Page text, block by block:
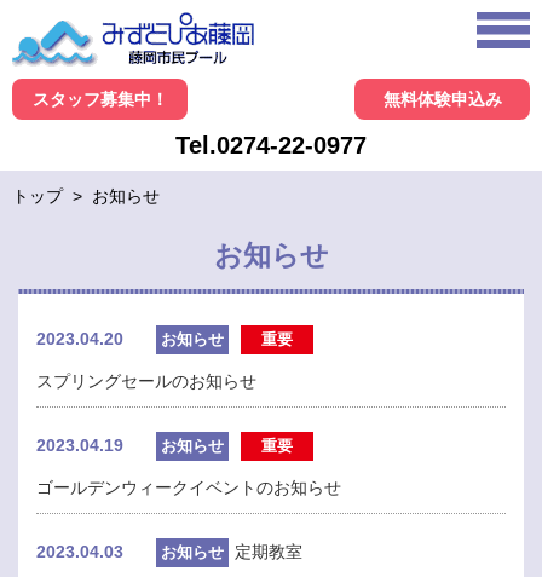
スタッフ募集中！ 無料体験申込み
Tel.0274-22-0977
トップ > お知らせ
お知らせ
2023.04.20 お知らせ 重要
スプリングセールのお知らせ
2023.04.19 お知らせ 重要
ゴールデンウィークイベントのお知らせ
2023.04.03 お知らせ 定期教室